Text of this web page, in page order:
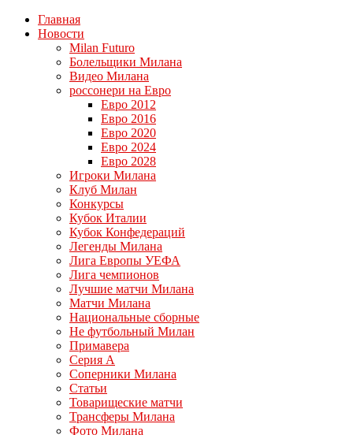
Главная
Новости
Milan Futuro
Болельщики Милана
Видео Милана
россонери на Евро
Евро 2012
Евро 2016
Евро 2020
Евро 2024
Евро 2028
Игроки Милана
Клуб Милан
Конкурсы
Кубок Италии
Кубок Конфедераций
Легенды Милана
Лига Европы УЕФА
Лига чемпионов
Лучшие матчи Милана
Матчи Милана
Национальные сборные
Не футбольный Милан
Примавера
Серия А
Соперники Милана
Статьи
Товарищеские матчи
Трансферы Милана
Фото Милана